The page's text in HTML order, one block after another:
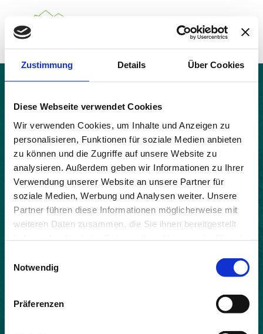
Zustimmung Details Über Cookies
Diese Webseite verwendet Cookies
Wir verwenden Cookies, um Inhalte und Anzeigen zu
personalisieren, Funktionen für soziale Medien anbieten
zu können und die Zugriffe auf unsere Website zu
analysieren. Außerdem geben wir Informationen zu Ihrer
Verwendung unserer Website an unsere Partner für
soziale Medien, Werbung und Analysen weiter. Unsere
Partner führen diese Informationen möglicherweise mit
weiteren Daten zusammen, die Sie ihnen bereitgestellt
Notwendig
Präferenzen
Über das Gemeindenetzwerk
Themen
Alpine Kooperationen
Termine
DeutschItaliano Français SlovenščinaEnglish
Chamaloc
Land:
Beitrittsjahr: